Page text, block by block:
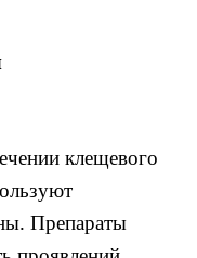
клещевого
Препараты